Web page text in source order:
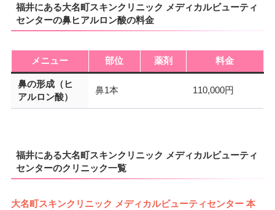
福井にある大名町スキンクリニック メディカルビューティ
センターの鼻ヒアルロン酸の料金
メニュー 部位 薬剤 料金
鼻の形成（ヒ
アルロン酸）
鼻1本 110,000円
福井にある大名町スキンクリニック メディカルビューティ
センターのクリニック一覧
大名町スキンクリニック メディカルビューティセンター 本